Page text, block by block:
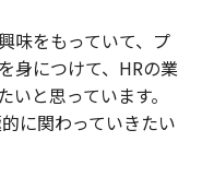
味をもっていて、プ
身につけて、HRの業
と思っています。
に関わっていきたい